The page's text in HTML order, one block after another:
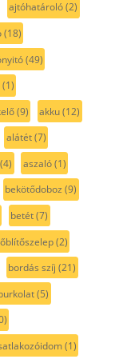
ajtóhatároló(2)
(18)
(49)
(1)
(9) akku(12)
alátét(7)
(4) aszaló(1)
bekötődoboz (9)
betét(7)
(2)
bordás szíj (21)
(5)
(1)